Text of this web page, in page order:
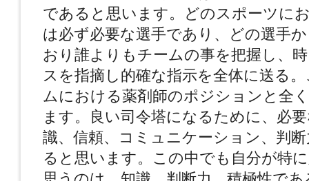
であると思います。どのスポーツに
は必ず必要な選手であり、どの選手
おり誰よりもチームの事を把握し、
スを指摘し的確な指示を全体に送る
ムにおける薬剤師のポジションと全
ます。良い司令塔になるために、必
識、信頼、コミュニケーション、判
ると思います。この中でも自分が特